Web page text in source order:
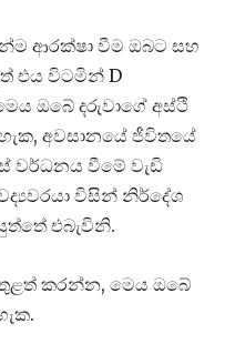
ආරක්ෂා වීම ඔබට සහ
එය විටමින් D
ඔබේ දරුවාගේ අස්ථි
අවසානයේ ජීවිතයේ
වීමේ වැඩි
විසින් නිර්දේශ
එබැවිනි.
කරන්න, මෙය ඔබේ